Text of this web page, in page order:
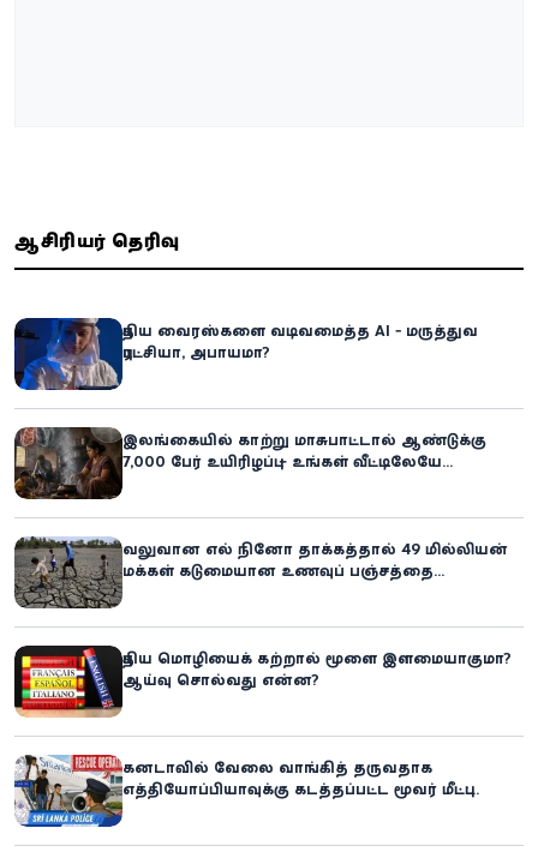
ஆசிரியர் தெரிவு
புதிய வைரஸ்களை வடிவமைத்த AI - மருத்துவ
புரட்சியா, அபாயமா?
இலங்கையில் காற்று மாசுபாட்டால் ஆண்டுக்கு
7,000 பேர் உயிரிழப்பு – உங்கள் வீட்டிலேயே
வலுவான எல் நினோ தாக்கத்தால் 49 மில்லியன்
மக்கள் கடுமையான உணவுப் பஞ்சத்தை
புதிய மொழியைக் கற்றால் மூளை இளமையாகுமா?
ஆய்வு சொல்வது என்ன?
கனடாவில் வேலை வாங்கித் தருவதாக
எத்தியோப்பியாவுக்கு கடத்தப்பட்ட மூவர் மீட்பு: